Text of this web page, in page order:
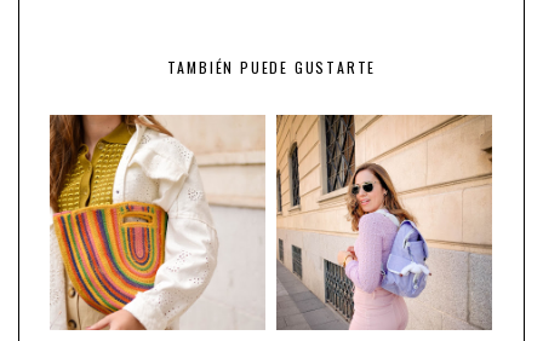
TAMBIÉN PUEDE GUSTARTE